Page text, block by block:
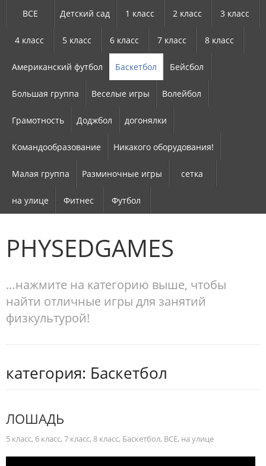
ВСЕ Детский сад 1 класс 2 класс 3 класс
4 класс 5 класс 6 класс 7 класс 8 класс
Американский футбол Баскетбол Бейсбол
Большая группа Веселые игры Волейбол
Грамотность Доджбол догонялки
Командообразование Никакого оборудования!
Малая группа Разминочные игры сетка
на улице Фитнес Футбол
PHYSEDGAMES
…нажмите на категорию выше, чтобы
найти отличные игры для занятий
физкультурой!
категория: Баскетбол
ЛОШАДЬ
5 класс, 6 класс, 7 класс, 8 класс, Баскетбол, ВСЕ, на улице